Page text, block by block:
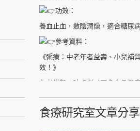
功效：
養血止血，斂陰潤燥，適合糖尿
參考資料：
《粥療：中老年者益壽、小兒補
效！》
作者党毅、陳虎彪《更多食品健
食療研究室
https://fo93316.wixsite.com/
食療研究室文章分